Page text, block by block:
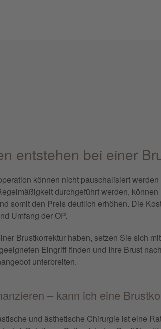
entstehen bei einer
können nicht pauschalisiert
durchgeführt werden,
somit den Preis deutlich erhöhen. Die
Umfang der OP.
Brustkorrektur haben, setzen Sie sich
Eingriff finden und Ihre Brust
unterbreiten.
– kann ich eine
und ästhetische Chirurgie ist eine